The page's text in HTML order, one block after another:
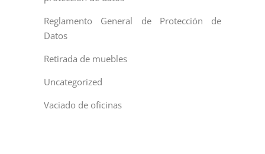
Reglamento General de Protección de
Datos
Retirada de muebles
Uncategorized
Vaciado de oficinas